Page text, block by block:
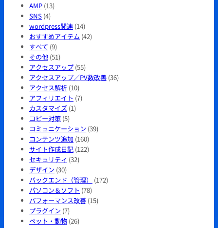
AMP (13)
SNS (4)
wordpress関連 (14)
おすすめアイテム (42)
すべて (9)
その他 (51)
アクセスアップ (55)
アクセスアップ／PV数改善 (36)
アクセス解析 (10)
アフィリエイト (7)
カスタマイズ (1)
コピー対策 (5)
コミュニケーション (39)
コンテンツ追加 (160)
サイト作成日記 (122)
セキュリティ (32)
デザイン (30)
バックエンド（管理）
(172)
パソコン＆ソフト (78)
パフォーマンス改善 (15)
プラグイン (7)
ペット・動物 (26)